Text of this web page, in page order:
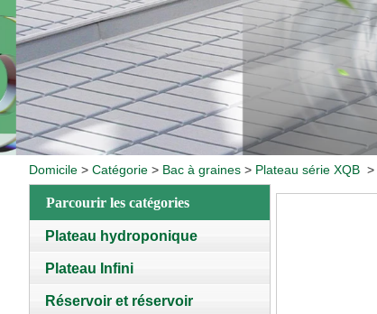
Domicile > Catégorie > Bac à graines > Plateau série XQB >
Parcourir les catégories
Plateau hydroponique
Plateau Infini
Réservoir et réservoir